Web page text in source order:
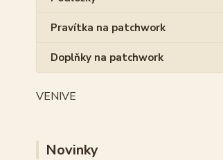
Pravítka na patchwork
Doplňky na patchwork
VENIVE
Novinky